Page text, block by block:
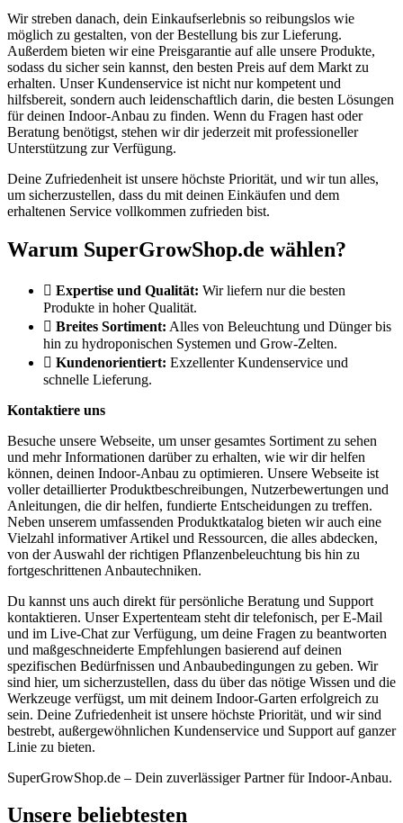
Wir streben danach, dein Einkaufserlebnis so reibungslos wie
möglich zu gestalten, von der Bestellung bis zur Lieferung.
Außerdem bieten wir eine Preisgarantie auf alle unsere Produkte,
sodass du sicher sein kannst, den besten Preis auf dem Markt zu
erhalten. Unser Kundenservice ist nicht nur kompetent und
hilfsbereit, sondern auch leidenschaftlich darin, die besten Lösungen
für deinen Indoor-Anbau zu finden. Wenn du Fragen hast oder
Beratung benötigst, stehen wir dir jederzeit mit professioneller
Unterstützung zur Verfügung.
Deine Zufriedenheit ist unsere höchste Priorität, und wir tun alles,
um sicherzustellen, dass du mit deinen Einkäufen und dem
erhaltenen Service vollkommen zufrieden bist.
Warum SuperGrowShop.de wählen?
Expertise und Qualität: Wir liefern nur die besten
Produkte in hoher Qualität.
Breites Sortiment: Alles von Beleuchtung und Dünger bis
hin zu hydroponischen Systemen und Grow-Zelten.
Kundenorientiert: Exzellenter Kundenservice und
schnelle Lieferung.
Kontaktiere uns
Besuche unsere Webseite, um unser gesamtes Sortiment zu sehen
und mehr Informationen darüber zu erhalten, wie wir dir helfen
können, deinen Indoor-Anbau zu optimieren. Unsere Webseite ist
voller detaillierter Produktbeschreibungen, Nutzerbewertungen und
Anleitungen, die dir helfen, fundierte Entscheidungen zu treffen.
Neben unserem umfassenden Produktkatalog bieten wir auch eine
Vielzahl informativer Artikel und Ressourcen, die alles abdecken,
von der Auswahl der richtigen Pflanzenbeleuchtung bis hin zu
fortgeschrittenen Anbautechniken.
Du kannst uns auch direkt für persönliche Beratung und Support
kontaktieren. Unser Expertenteam steht dir telefonisch, per E-Mail
und im Live-Chat zur Verfügung, um deine Fragen zu beantworten
und maßgeschneiderte Empfehlungen basierend auf deinen
spezifischen Bedürfnissen und Anbaubedingungen zu geben. Wir
sind hier, um sicherzustellen, dass du über das nötige Wissen und die
Werkzeuge verfügst, um mit deinem Indoor-Garten erfolgreich zu
sein. Deine Zufriedenheit ist unsere höchste Priorität, und wir sind
bestrebt, außergewöhnlichen Kundenservice und Support auf ganzer
Linie zu bieten.
SuperGrowShop.de – Dein zuverlässiger Partner für Indoor-Anbau.
Unsere beliebtesten